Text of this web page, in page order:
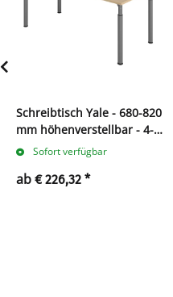
Schreibtisch Yale - 680-820
mm höhenverstellbar - 4-
FußSofort verfügbar
ab € 226,32 *